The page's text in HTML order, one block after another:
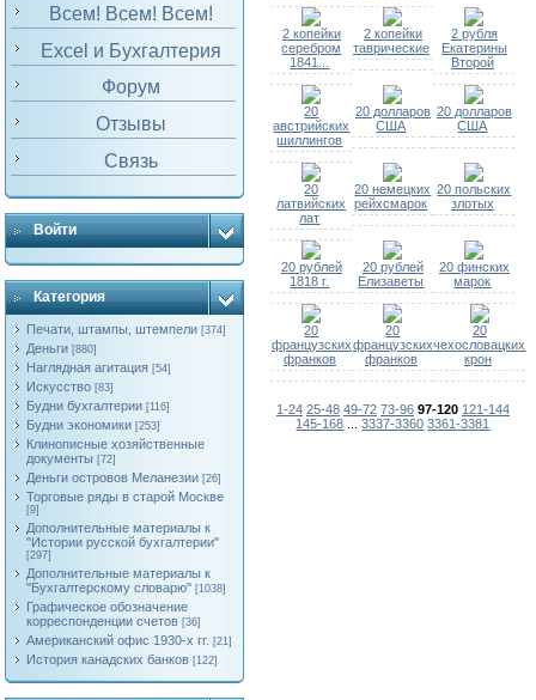
Всем! Всем! Всем!
Excel и Бухгалтерия
Форум
Отзывы
Связь
Войти
Категория
Печати, штампы, штемпели [374]
Деньги [880]
Наглядная агитация [54]
Искусство [83]
Будни бухгалтерии [116]
Будни экономики [253]
Клинописные хозяйственные
документы [72]
Деньги островов Меланезии [26]
Торговые ряды в старой Москве
[9]
Дополнительные материалы к
"Истории русской бухгалтерии"
[297]
Дополнительные материалы к
"Бухгалтерскому словарю" [1038]
Графическое обозначение
корреспонденции счетов [36]
Американский офис 1930-х гг. [21]
История канадских банков [122]
2 копейки
серебром
1841...
2 копейки
таврические
2 рубля
Екатерины
Второй
20
австрийских
шиллингов
20 долларов
США
20 долларов
США
20
латвийских
лат
20 немецких
рейхсмарок
20 польских
злотых
20 рублей
1818 г.
20 рублей
Елизаветы
20 финских
марок
20
французских
франков
20
французских
франков
20
чехословацких
крон
1-24 25-48 49-72 73-96 97-120 121-144
145-168
3337-3360 3361-3381